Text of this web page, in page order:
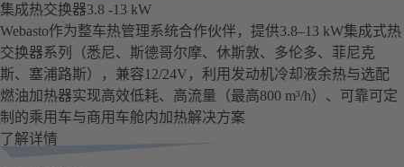
集成热交换器3.8 -13 kW
Webasto作为整车热管理系统合作伙伴，提供3.8–13 kW集成式热
交换器系列（悉尼、斯德哥尔摩、休斯敦、多伦多、菲尼克
斯、塞浦路斯），兼容12/24V，利用发动机冷却液余热与选配
燃油加热器实现高效低耗、高流量（最高800 m³/h）、可靠可定
制的乘用车与商用车舱内加热解决方案
了解详情